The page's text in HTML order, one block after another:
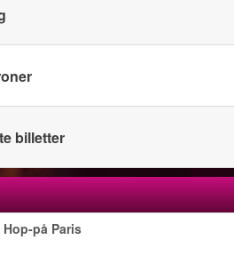
billetter
på Paris